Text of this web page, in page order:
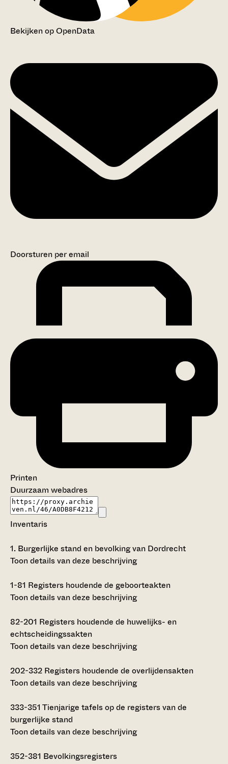
Bekijken op OpenData
Doorsturen per email
Printen
Duurzaam webadres
Inventaris
1. Burgerlijke stand en bevolking van Dordrecht
Toon details van deze beschrijving
1-81 Registers houdende de geboorteakten
Toon details van deze beschrijving
82-201 Registers houdende de huwelijks- en
echtscheidingssakten
Toon details van deze beschrijving
202-332 Registers houdende de overlijdensakten
Toon details van deze beschrijving
333-351 Tienjarige tafels op de registers van de
burgerlijke stand
Toon details van deze beschrijving
352-381 Bevolkingsregisters